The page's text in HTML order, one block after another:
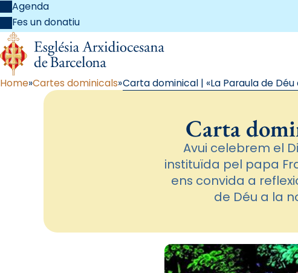
Agenda
Fes un donatiu
Home Cartes dominicals Carta dominical | «La Paraula de Déu
Carta
Avui celebrem el
instituïda pel papa
ens convida a
de Déu a la